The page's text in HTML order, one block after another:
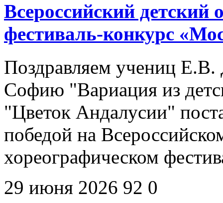
Всероссийский
фестиваль-конкурс
Поздравляем учениц Е.В.
Софию "Вариация из
"Цветок Андалусии"
победой на
хореографическом
29 июня 2026 92 0